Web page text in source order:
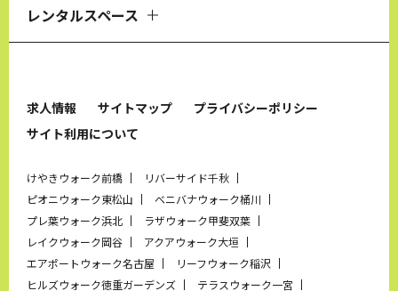
レンタルスペース
求人情報 サイトマップ
プライバシーポリシー
サイト利用について
けやきウォーク前橋
リバーサイド千秋
ピオニウォーク東松山
ベニバナウォーク桶川
プレ葉ウォーク浜北
ラザウォーク甲斐双葉
レイクウォーク岡谷
アクアウォーク大垣
エアポートウォーク名古屋
リーフウォーク稲沢
ヒルズウォーク徳重ガーデンズ
テラスウォーク一宮